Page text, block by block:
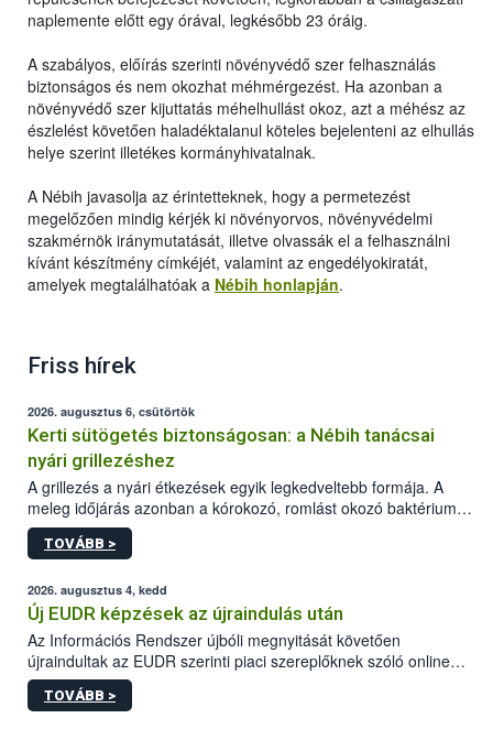
naplemente előtt egy órával, legkésőbb 23 óráig.
A szabályos, előírás szerinti növényvédő szer felhasználás
biztonságos és nem okozhat méhmérgezést. Ha azonban a
növényvédő szer kijuttatás méhelhullást okoz, azt a méhész az
észlelést követően haladéktalanul köteles bejelenteni az elhullás
helye szerint illetékes kormányhivatalnak.
A Nébih javasolja az érintetteknek, hogy a permetezést
megelőzően mindig kérjék ki növényorvos, növényvédelmi
szakmérnök iránymutatását, illetve olvassák el a felhasználni
kívánt készítmény címkéjét, valamint az engedélyokiratát,
amelyek megtalálhatóak a Nébih honlapján.
Friss hírek
2026. augusztus 6, csütörtök
Kerti sütögetés biztonságosan: a Nébih tanácsai
nyári grillezéshez
A grillezés a nyári étkezések egyik legkedveltebb formája. A
meleg időjárás azonban a kórokozó, romlást okozó baktériumok
gyorsabb szaporodásának is kedvez. A szabadtéri sütögetés
ezért nem csupán a megfelelő sütési technikáról szól: legalább
higiéniai szabályok betartása, a megfelelő hőkezelés, valamint a
maradékok szakszerű tárolása. A Nemzeti Élelmiszerlánc-
biztonsági Hivatal (Nébih) Oktatási Programja összegyűjtötte a
biztonságos grillezés legfontosabb tudnivalóit.
TOVÁBB >
2026. augusztus 4, kedd
Új EUDR képzések az újraindulás után
Az Információs Rendszer újbóli megnyitását követően
újraindultak az EUDR szerinti piaci szereplőknek szóló online
képzések.
TOVÁBB >